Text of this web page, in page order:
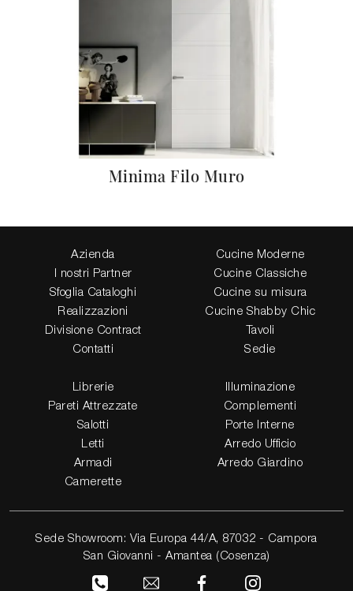
Minima Filo Muro
Azienda
I nostri Partner
Sfoglia Cataloghi
Realizzazioni
Divisione Contract
Contatti
Cucine Moderne
Cucine Classiche
Cucine su misura
Cucine Shabby Chic
Tavoli
Sedie
Librerie
Pareti Attrezzate
Salotti
Letti
Armadi
Camerette
Illuminazione
Complementi
Porte Interne
Arredo Ufficio
Arredo Giardino
Sede Showroom: Via Europa 44/A, 87032 - Campora
San Giovanni - Amantea (Cosenza)